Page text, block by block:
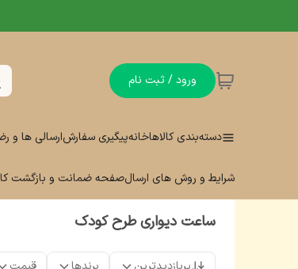
ورود / ثبت نام
دسته‌بندی کالاهاخانهپیگیری سفارشارسالی ها و
شرایط و روش های ارسالصفحه ضمانت و بازگشت
ساعت دیواری طرح کودک